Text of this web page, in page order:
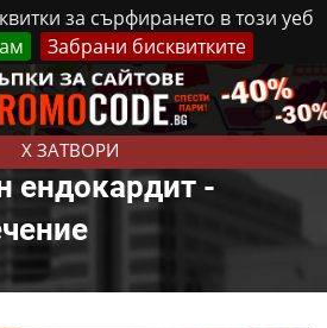
за сърфирането в този уеб
Забрани бисквитките
X ЗАТВОРИ
2026 Реклама Контакти
ендокардит -